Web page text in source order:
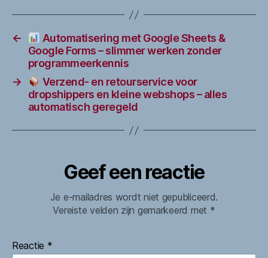
←
Automatisering met Google Sheets &
Google Forms – slimmer werken zonder
programmeerkennis
→
Verzend- en retourservice voor
dropshippers en kleine webshops – alles
automatisch geregeld
Geef een reactie
Je e-mailadres wordt niet gepubliceerd.
Vereiste velden zijn gemarkeerd met *
Reactie *